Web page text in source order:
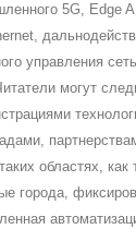
5G, Edge
управления
могут
областях, как
города,